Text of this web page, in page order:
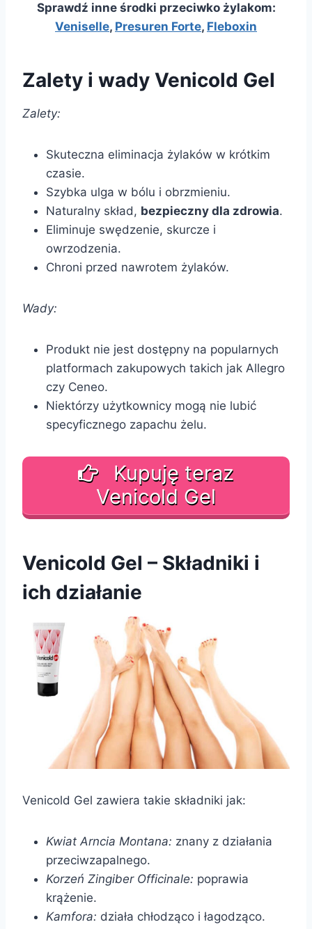
Sprawdź inne środki przeciwko żylakom:
Veniselle, Presuren Forte, Fleboxin
Zalety i wady Venicold Gel
Zalety:
Skuteczna eliminacja żylaków w krótkim
czasie.
Szybka ulga w bólu i obrzmieniu.
Naturalny skład, bezpieczny dla zdrowia.
Eliminuje swędzenie, skurcze i
owrzodzenia.
Chroni przed nawrotem żylaków.
Wady:
Produkt nie jest dostępny na popularnych
platformach zakupowych takich jak Allegro
czy Ceneo.
Niektórzy użytkownicy mogą nie lubić
specyficznego zapachu żelu.
Kupuję teraz
Venicold Gel
Venicold Gel – Składniki i
ich działanie
Venicold Gel zawiera takie składniki jak:
Kwiat Arncia Montana: znany z działania
przeciwzapalnego.
Korzeń Zingiber Officinale: poprawia
krążenie.
Kamfora: działa chłodząco i łagodząco.